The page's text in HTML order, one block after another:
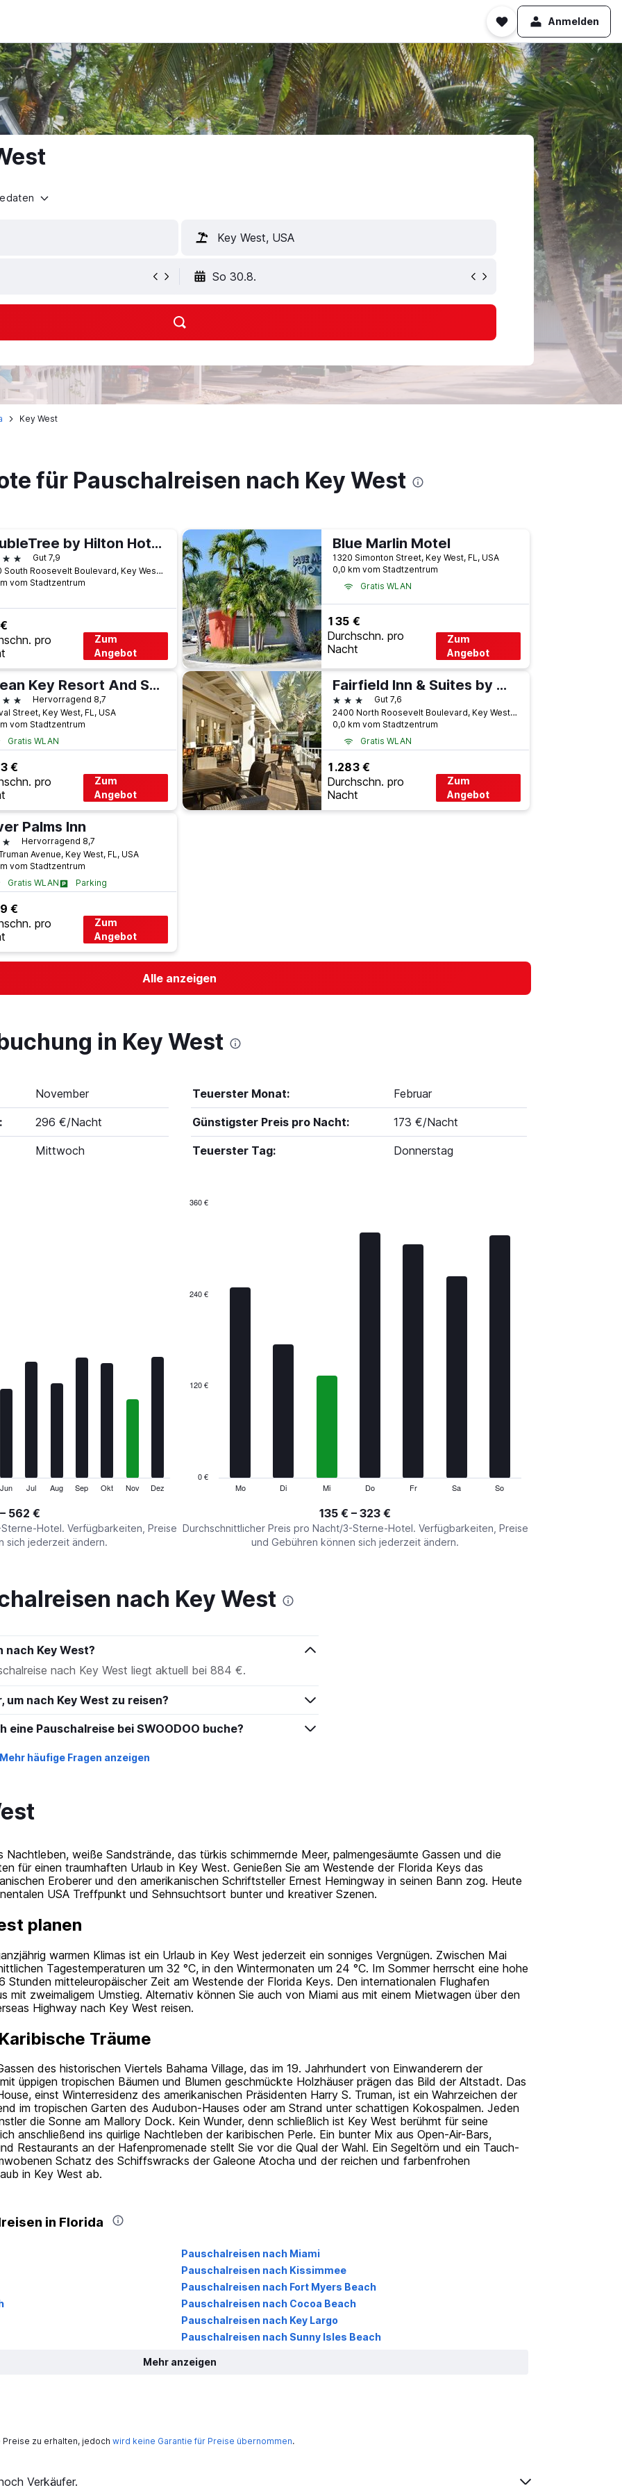
Anmelden
Key West, USA
So 30.8.
Key West
für Pauschalreisen nach Key West
DoubleTree by Hilton Hotel Grand Key - Key West
Gut 7,9
3990 South Roosevelt Boulevard, Key West, FL, USA
vom Stadtzentrum
pro
Zum
Angebot
Blue Marlin Motel
1320 Simonton Street, Key West, FL, USA
0,0 km vom Stadtzentrum
Gratis WLAN
135 €
Durchschn. pro
Nacht
Zum
Angebot
Ocean Key Resort And Spa
Hervorragend 8,7
Street, Key West, FL, USA
vom Stadtzentrum
Gratis WLAN
€
pro
Zum
Angebot
Fairfield Inn & Suites by Marriott Key West
3 SterneGut 7,6
2400 North Roosevelt Boulevard, Key West, FL, USA
0,0 km vom Stadtzentrum
Gratis WLAN
1.283 €
Durchschn. pro
Nacht
Zum
Angebot
Palms Inn
Hervorragend 8,7
Avenue, Key West, FL, USA
vom Stadtzentrum
Gratis WLAN
Parking
€
pro
Zum
Angebot
Alle anzeigen
in Key West
November Teuerster Monat: Februar
296 €/Nacht Günstigster Preis pro Nacht: 173 €/Nacht
Mittwoch Teuerster Tag: Donnerstag
Jun Jul Aug Sep Okt Nov Dez
562 €
Hotel. Verfügbarkeiten, Preise
sich jederzeit ändern.
The
categories.
values.
Mo Di Mi Do Fr Sa So
0 €
120 €
240 €
360 €
135 € – 323 €
Durchschnittlicher Preis pro Nacht/3-Sterne-Hotel. Verfügbarkeiten, Preise
und Gebühren können sich jederzeit ändern.
nach Key West
nach Key West?
nach Key West liegt aktuell bei 884 €.
nach Key West zu reisen?
eine Pauschalreise bei SWOODOO buche?
Mehr häufige Fragen anzeigen
Nachtleben, weiße Sandstrände, das türkis schimmernde Meer, palmengesäumte Gassen und die
für einen traumhaften Urlaub in Key West. Genießen Sie am Westende der Florida Keys das
Eroberer und den amerikanischen Schriftsteller Ernest Hemingway in seinen Bann zog. Heute
USA Treffpunkt und Sehnsuchtsort bunter und kreativer Szenen.
planen
warmen Klimas ist ein Urlaub in Key West jederzeit ein sonniges Vergnügen. Zwischen Mai
Tagestemperaturen um 32 °C, in den Wintermonaten um 24 °C. Im Sommer herrscht eine hohe
mitteleuropäischer Zeit am Westende der Florida Keys. Den internationalen Flughafen
mit zweimaligem Umstieg. Alternativ können Sie auch von Miami aus mit einem Mietwagen über den
Highway nach Key West reisen.
Träume
des historischen Viertels Bahama Village, das im 19. Jahrhundert von Einwanderern der
üppigen tropischen Bäumen und Blumen geschmückte Holzhäuser prägen das Bild der Altstadt. Das
einst Winterresidenz des amerikanischen Präsidenten Harry S. Truman, ist ein Wahrzeichen der
im tropischen Garten des Audubon-Hauses oder am Strand unter schattigen Kokospalmen. Jeden
die Sonne am Mallory Dock. Kein Wunder, denn schließlich ist Key West berühmt für seine
anschließend ins quirlige Nachtleben der karibischen Perle. Ein bunter Mix aus Open-Air-Bars,
Restaurants an der Hafenpromenade stellt Sie vor die Qual der Wahl. Ein Segeltörn und ein Tauch-
Schatz des Schiffswracks der Galeone Atocha und der reichen und farbenfrohen
in Key West ab.
in Florida
Pauschalreisen nach Miami
Pauschalreisen nach Kissimmee
Pauschalreisen nach Fort Myers Beach
Pauschalreisen nach Cocoa Beach
Pauschalreisen nach Key Largo
Pauschalreisen nach Sunny Isles Beach
Mehr anzeigen
Preise zu erhalten, jedoch wird keine Garantie für Preise übernommen.
Verkäufer.